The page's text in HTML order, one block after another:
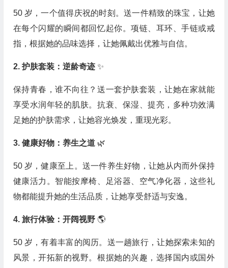
50 岁，一个值得庆祝的时刻。送一件精致的珠宝，让她
在每个闪耀的瞬间都回忆起你。项链、耳环、手链或戒
指，根据她的品味选择，让她佩戴出优雅与自信。
2. 护肤套装：逆龄奇迹 ✨
保持青春，谁不向往？送一套护肤套装，让她在家就能
享受水润年轻的肌肤。抗衰、保湿、提亮，多种功效满
足她的护肤需求，让她容光焕发，重现光彩。
3. 健康好物：养生之道 🌿
50 岁，健康至上。送一件养生好物，让她从内而外保持
健康活力。智能按摩椅、足浴器、空气净化器，这些礼
物都能提升她的生活品质，让她享受舒适与安逸。
4. 旅行体验：开阔视野 🌎
50 岁，有着丰富的阅历。送一趟旅行，让她探索未知的
风景，开拓新的视野。根据她的兴趣，选择国内或国外